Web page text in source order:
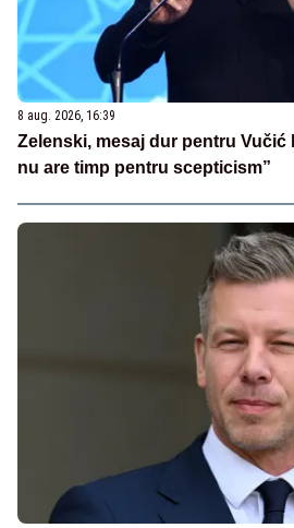
8 aug. 2026, 16:39
Zelenski, mesaj dur pentru Vučić
nu are timp pentru scepticism”